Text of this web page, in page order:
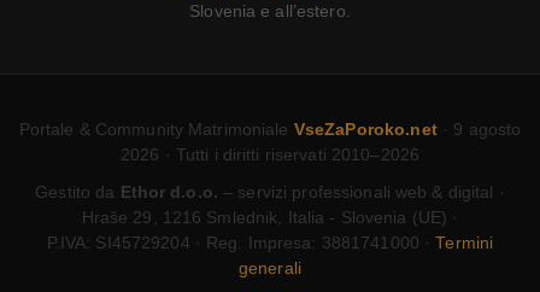
Slovenia e all’estero.
Portale & Community Matrimoniale VseZaPoroko.net · 9 agosto
2026 · Tutti i diritti riservati 2010–2026
Gestito da Ethor d.o.o. – servizi professionali web & digital ·
Hraše 29, 1216 Smlednik, Italia - Slovenia (UE) ·
P.IVA: SI45729204 · Reg. Impresa: 3881741000 ·Termini
generali